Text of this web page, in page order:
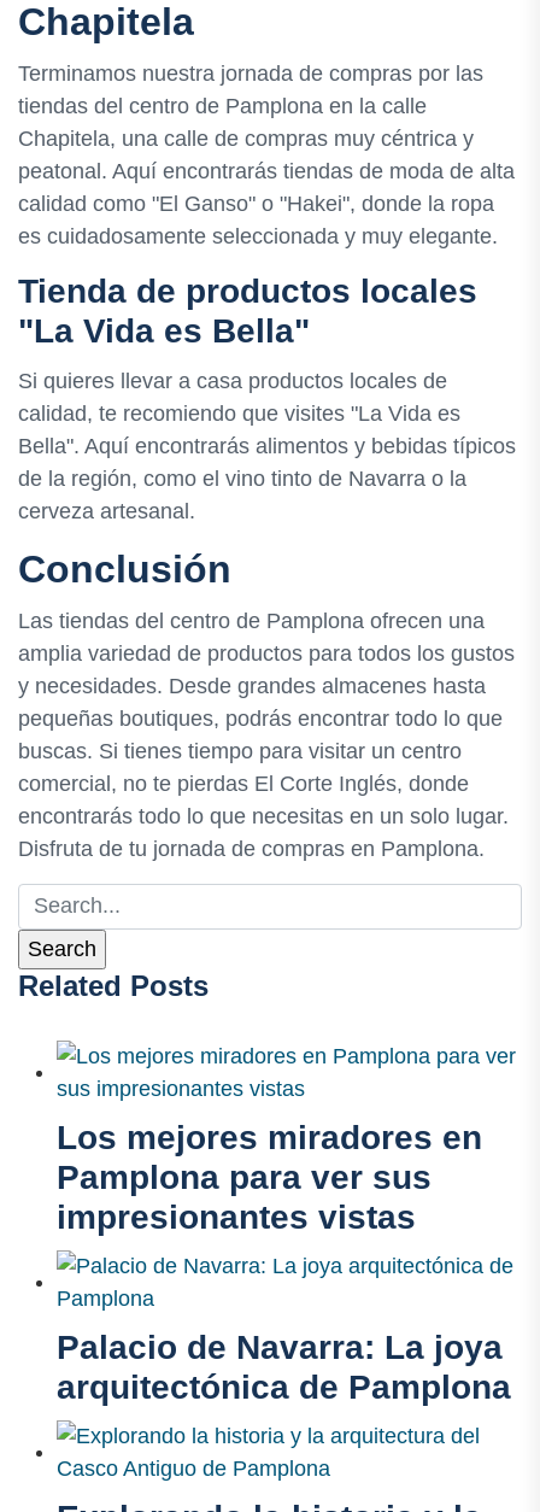
Chapitela
Terminamos nuestra jornada de compras por las
tiendas del centro de Pamplona en la calle
Chapitela, una calle de compras muy céntrica y
peatonal. Aquí encontrarás tiendas de moda de alta
calidad como "El Ganso" o "Hakei", donde la ropa
es cuidadosamente seleccionada y muy elegante.
Tienda de productos locales
"La Vida es Bella"
Si quieres llevar a casa productos locales de
calidad, te recomiendo que visites "La Vida es
Bella". Aquí encontrarás alimentos y bebidas típicos
de la región, como el vino tinto de Navarra o la
cerveza artesanal.
Conclusión
Las tiendas del centro de Pamplona ofrecen una
amplia variedad de productos para todos los gustos
y necesidades. Desde grandes almacenes hasta
pequeñas boutiques, podrás encontrar todo lo que
buscas. Si tienes tiempo para visitar un centro
comercial, no te pierdas El Corte Inglés, donde
encontrarás todo lo que necesitas en un solo lugar.
Disfruta de tu jornada de compras en Pamplona.
Related Posts
Los mejores miradores en
Pamplona para ver sus
impresionantes vistas
Palacio de Navarra: La joya
arquitectónica de Pamplona